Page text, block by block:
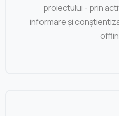
proiectului - prin
informare și